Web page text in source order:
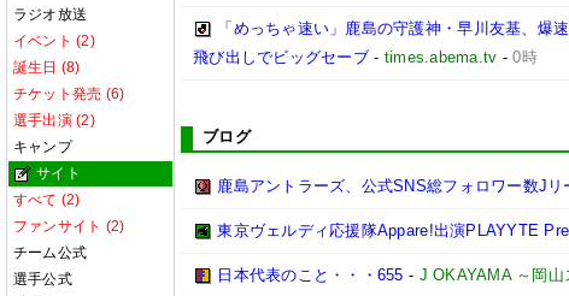
ラジオ放送
イベント (2)
誕生日 (8)
チケット発売 (6)
選手出演 (2)
キャンプ
サイト
すべて (2)
ファンサイト (2)
チーム公式
選手公式
「めっちゃ速い」鹿島の守護神・早川友基、爆
飛び出しでビッグセーブ- times.abema.tv -0時
ブログ
鹿島アントラーズ、公式SNS総フォロワー数Jリ
東京ヴェルディ応援隊Appare!出演PLAYYTE
日本代表のこと・・・655 - J OKAYAMA ～岡山